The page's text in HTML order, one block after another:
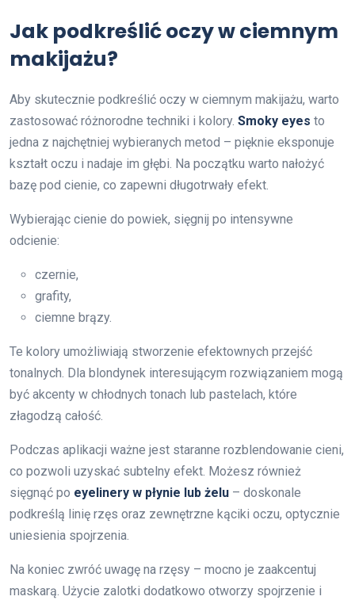
Jak podkreślić oczy w ciemnym
makijażu?
Aby skutecznie podkreślić oczy w ciemnym makijażu, warto
zastosować różnorodne techniki i kolory. Smoky eyes to
jedna z najchętniej wybieranych metod – pięknie eksponuje
kształt oczu i nadaje im głębi. Na początku warto nałożyć
bazę pod cienie, co zapewni długotrwały efekt.
Wybierając cienie do powiek, sięgnij po intensywne
odcienie:
czernie,
grafity,
ciemne brązy.
Te kolory umożliwiają stworzenie efektownych przejść
tonalnych. Dla blondynek interesującym rozwiązaniem mogą
być akcenty w chłodnych tonach lub pastelach, które
złagodzą całość.
Podczas aplikacji ważne jest staranne rozblendowanie cieni,
co pozwoli uzyskać subtelny efekt. Możesz również
sięgnąć po eyelinery w płynie lub żelu – doskonale
podkreślą linię rzęs oraz zewnętrzne kąciki oczu, optycznie
uniesienia spojrzenia.
Na koniec zwróć uwagę na rzęsy – mocno je zaakcentuj
maskarą. Użycie zalotki dodatkowo otworzy spojrzenie i